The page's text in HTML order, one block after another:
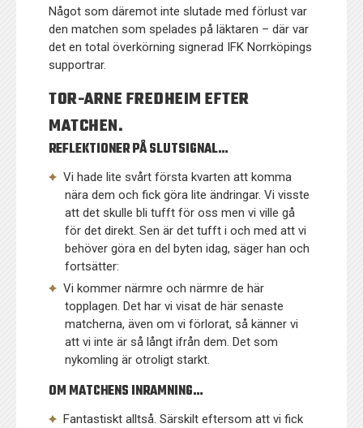
Något som däremot inte slutade med förlust var
den matchen som spelades på läktaren – där var
det en total överkörning signerad IFK Norrköpings
supportrar.
TOR-ARNE FREDHEIM EFTER
MATCHEN.
REFLEKTIONER PÅ SLUTSIGNAL…
Vi hade lite svårt första kvarten att komma
nära dem och fick göra lite ändringar. Vi visste
att det skulle bli tufft för oss men vi ville gå
för det direkt. Sen är det tufft i och med att vi
behöver göra en del byten idag, säger han och
fortsätter:
Vi kommer närmre och närmre de här
topplagen. Det har vi visat de här senaste
matcherna, även om vi förlorat, så känner vi
att vi inte är så långt ifrån dem. Det som
nykomling är otroligt starkt.
OM MATCHENS INRAMNING…
Fantastiskt alltså. Särskilt eftersom att vi fick